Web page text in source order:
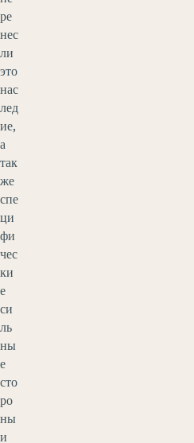
ре
нес
ли
это
нас
лед
ие,
а
так
же
спе
ци
фи
чес
ки
е
си
ль
ны
е
сто
ро
ны
и